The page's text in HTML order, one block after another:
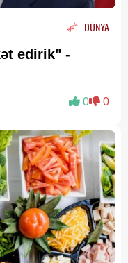
DÜNYA
edirik" -
0 0